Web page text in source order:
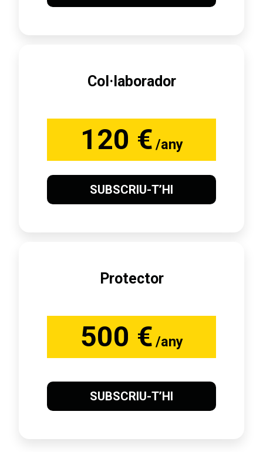
Col·laborador
120 € /any
SUBSCRIU-T’HI
Protector
500 € /any
SUBSCRIU-T’HI